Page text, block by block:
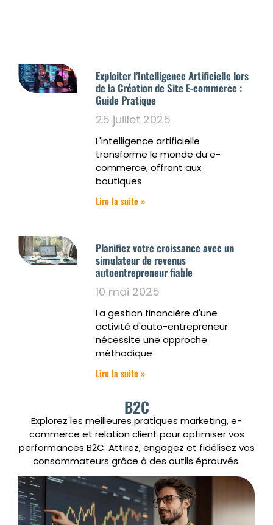
Exploiter l’Intelligence Artificielle lors
de la Création de Site E-commerce :
Guide Pratique
25 juillet 2025
L'intelligence artificielle
transforme le monde du e-
commerce, offrant aux
boutiques
Lire la suite »
Planifiez votre croissance avec un
simulateur de revenus
autoentrepreneur fiable
10 mai 2025
La gestion financière d'une
activité d'auto-entrepreneur
nécessite une approche
méthodique
Lire la suite »
B2C
Explorez les meilleures pratiques marketing, e-
commerce et relation client pour optimiser vos
performances B2C. Attirez, engagez et fidélisez vos
consommateurs grâce à des outils éprouvés.